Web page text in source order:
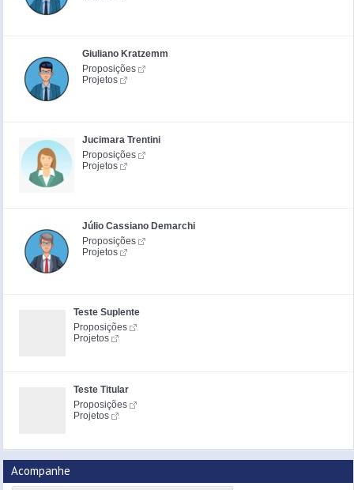
Giuliano Kratzemm
Proposições
Projetos
Jucimara Trentini
Proposições
Projetos
Júlio Cassiano Demarchi
Proposições
Projetos
Teste Suplente
Proposições
Projetos
Teste Titular
Proposições
Projetos
Acompanhe